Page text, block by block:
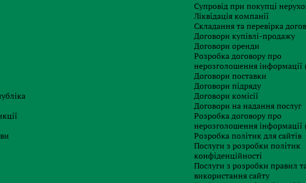
Супровід при покупці
Ліквідація компанії
Складання та перевірка
Договори купівлі-продажу
Договори оренди
Розробка договору про
нерозголошення інформації
Договори поставки
Договори підряду
Договори комісії
Договори на надання послуг
Розробка договору про
нерозголошення інформації
Розробка політик для сайтів
Послуги з розробки політик
конфіденційності
Послуги з розробки правил
використання сайту
бриф
Замовте професійну
консультацiю
Отримати консультацію